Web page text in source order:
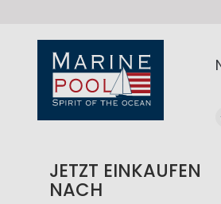
JETZT EINKAUFEN
NACH